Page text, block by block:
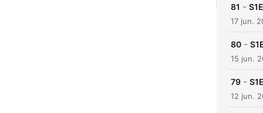
81 -
17 jun.
80 -
15 jun.
79 -
12 jun.